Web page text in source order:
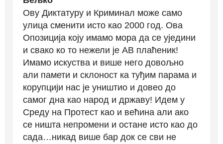
Ову Диктатуру и Криминал може само
улица сменити исто као 2000 год. Ова
Опозиција коју имамо мора да се уједини
и свако ко то нежели је АВ плаћеник!
Имамо искуства и више него довољно
али памети и склоност ка туђим парама и
корупцији нас је уништио и довео до
самог дна као народ и државу! Идем у
Среду на Протест као и већина али ако
се ништа непромени и остане исто као до
сада…никад више бар док се сви не